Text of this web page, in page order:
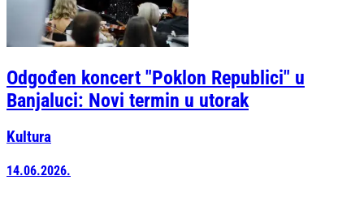
Odgođen koncert "Poklon Republici" u
Banjaluci: Novi termin u utorak
Kultura
14.06.2026.